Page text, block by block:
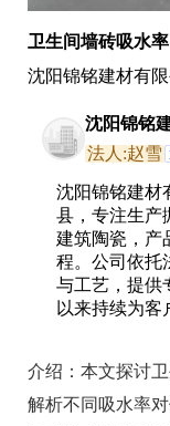
卫生间墙砖吸水率
沈阳锦铭建材有限
沈阳锦铭
法人:赵雪
沈阳锦铭建材
县，专注生产
建筑陶瓷，产
程。公司依托
与工艺，提供
以来持续为客
介绍： 本文探讨
解析不同吸水率